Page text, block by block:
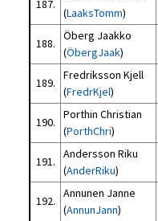
187.
(LaaksTomm)
188.
Öberg Jaakko
(ÖbergJaak)
189.
Fredriksson Kjell
(FredrKjel)
190.
Porthin Christian
(PorthChri)
191.
Andersson Riku
(AnderRiku)
192.
Annunen Janne
(AnnunJann)